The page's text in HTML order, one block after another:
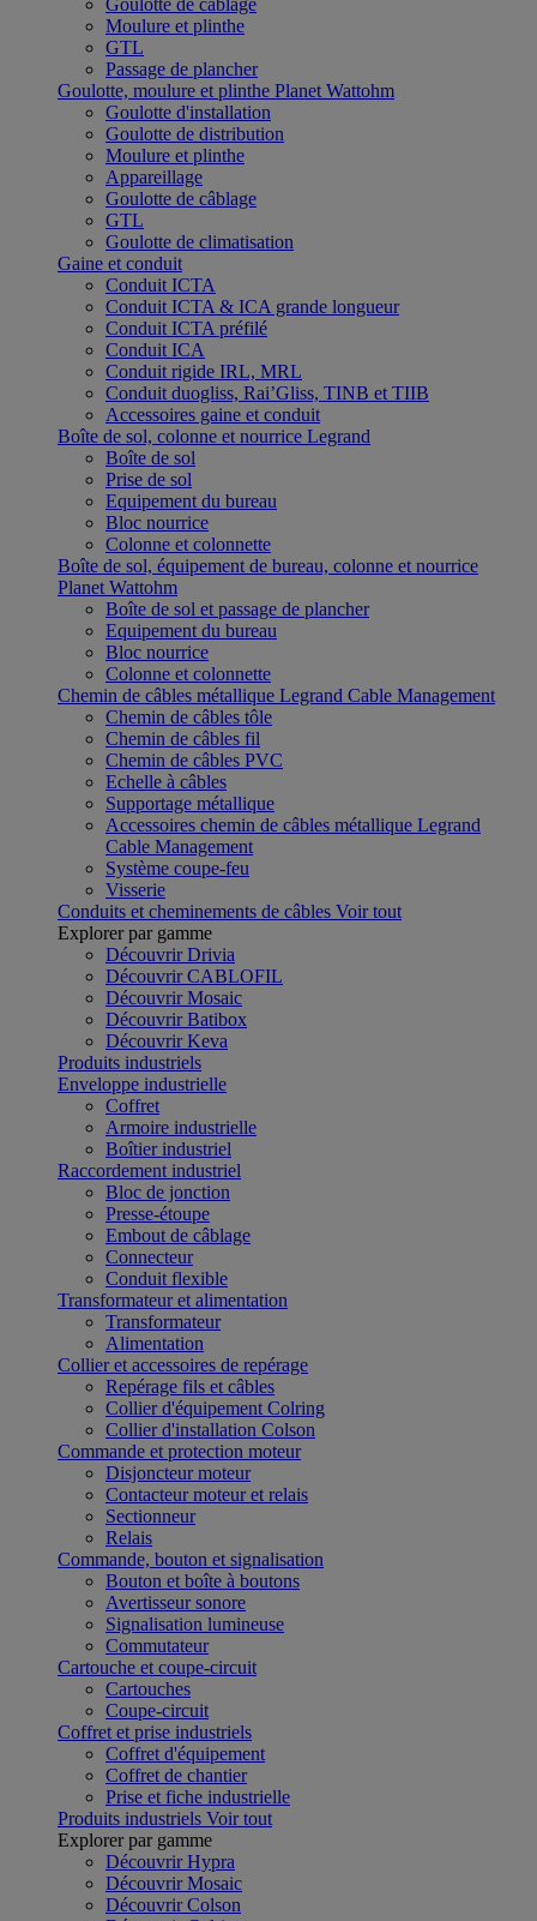
Goulotte de câblage
Moulure et plinthe
GTL
Passage de plancher
Goulotte, moulure et plinthe Planet Wattohm
Goulotte d'installation
Goulotte de distribution
Moulure et plinthe
Appareillage
Goulotte de câblage
GTL
Goulotte de climatisation
Gaine et conduit
Conduit ICTA
Conduit ICTA & ICA grande longueur
Conduit ICTA préfilé
Conduit ICA
Conduit rigide IRL, MRL
Conduit duogliss, Rai’Gliss, TINB et TIIB
Accessoires gaine et conduit
Boîte de sol, colonne et nourrice Legrand
Boîte de sol
Prise de sol
Equipement du bureau
Bloc nourrice
Colonne et colonnette
Boîte de sol, équipement de bureau, colonne et nourrice
Planet Wattohm
Boîte de sol et passage de plancher
Equipement du bureau
Bloc nourrice
Colonne et colonnette
Chemin de câbles métallique Legrand Cable Management
Chemin de câbles tôle
Chemin de câbles fil
Chemin de câbles PVC
Echelle à câbles
Supportage métallique
Accessoires chemin de câbles métallique Legrand
Cable Management
Système coupe-feu
Visserie
Conduits et cheminements de câbles Voir tout
Explorer par gamme
Découvrir Drivia
Découvrir CABLOFIL
Découvrir Mosaic
Découvrir Batibox
Découvrir Keva
Produits industriels
Enveloppe industrielle
Coffret
Armoire industrielle
Boîtier industriel
Raccordement industriel
Bloc de jonction
Presse-étoupe
Embout de câblage
Connecteur
Conduit flexible
Transformateur et alimentation
Transformateur
Alimentation
Collier et accessoires de repérage
Repérage fils et câbles
Collier d'équipement Colring
Collier d'installation Colson
Commande et protection moteur
Disjoncteur moteur
Contacteur moteur et relais
Sectionneur
Relais
Commande, bouton et signalisation
Bouton et boîte à boutons
Avertisseur sonore
Signalisation lumineuse
Commutateur
Cartouche et coupe-circuit
Cartouches
Coupe-circuit
Coffret et prise industriels
Coffret d'équipement
Coffret de chantier
Prise et fiche industrielle
Produits industriels Voir tout
Explorer par gamme
Découvrir Hypra
Découvrir Mosaic
Découvrir Colson